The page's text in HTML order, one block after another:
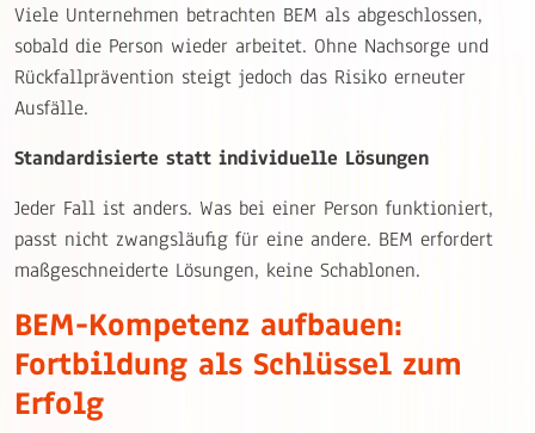
Viele Unternehmen betrachten BEM als abgeschlossen,
sobald die Person wieder arbeitet. Ohne Nachsorge und
Rückfallprävention steigt jedoch das Risiko erneuter
Ausfälle.
Standardisierte statt individuelle Lösungen
Jeder Fall ist anders. Was bei einer Person funktioniert,
passt nicht zwangsläufig für eine andere. BEM erfordert
maßgeschneiderte Lösungen, keine Schablonen.
BEM-Kompetenz aufbauen:
Fortbildung als Schlüssel zum
Erfolg